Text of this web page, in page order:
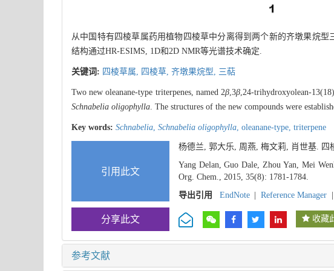
从中国特有四棱草属药用植物四棱草中分离得到两个新的齐墩果烷型
结构通过HR-ESIMS, 1D和2D NMR等光谱技术确定.
关键词: 四棱草属, 四棱草, 齐墩果烷型, 三萜
Two new oleanane-type triterpenes, named 2β,3β,24-trihydroxyolean-
Schnabelia oligophylla. The structures of the new compounds were
Key words: Schnabelia, Schnabelia oligophylla, oleanane-type, triterpene
引用此文
杨德兰, 郭大乐, 周燕, 梅文莉, 肖世基. 四
Yang Delan, Guo Dale, Zhou Yan, Mei
Org. Chem., 2015, 35(8): 1781-1784.
导出引用
EndNote Reference Manager
分享此文 收藏
参考文献